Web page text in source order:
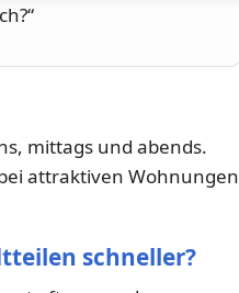
mittags und abends.
attraktiven Wohnungen
schneller?